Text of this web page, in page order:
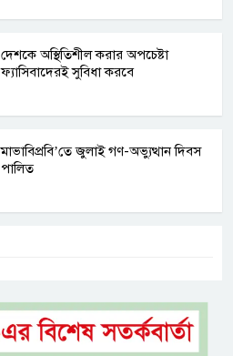
দেশকে অস্থিতিশীল করার অপচেষ্টা
ফ্যাসিবাদেরই সুবিধা করবে
মাভাবিপ্রবি’তে জুলাই গণ-অভ্যুত্থান দিবস
পালিত